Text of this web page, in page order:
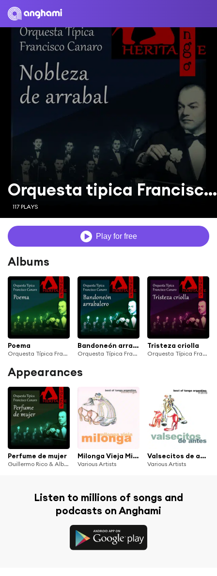
Orquesta tipica Francisco Canaro (Singer: Roberto Maida)
117 PLAYS
Play for free
Albums
Poema
Orquesta Típica Francisco Canaro & Roberto Maida
Bandoneón arrabalero
Orquesta Típica Francisco Canaro, Alberto Arenas & Mario Alonso
Tristeza criolla
Orquesta Típica Francisco Canaro, Guillermo Rico & Alberto Arenas
Appearances
Perfume de mujer
Guillermo Rico & Alberto Arenas
Milonga Vieja Milonga
Various Artists
Valsecitos de antes
Various Artists
Listen to millions of songs and
podcasts on Anghami